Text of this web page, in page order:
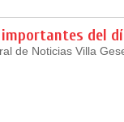
del
de Noticias Villa